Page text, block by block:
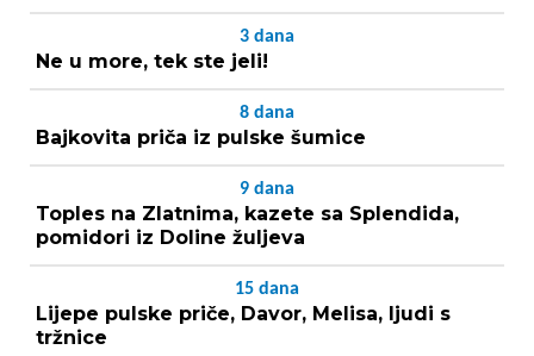
3 dana
Ne u more, tek ste jeli!
8 dana
Bajkovita priča iz pulske šumice
9 dana
Toples na Zlatnima, kazete sa Splendida,
pomidori iz Doline žuljeva
15 dana
Lijepe pulske priče, Davor, Melisa, ljudi s
tržnice